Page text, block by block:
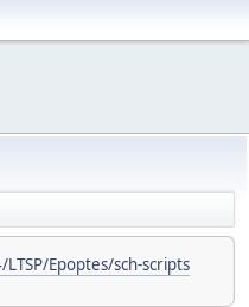
Epoptes/sch-scripts